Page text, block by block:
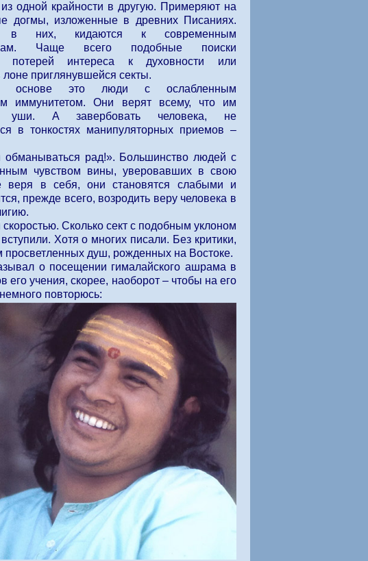
одной крайности в другую. Примеряют на
догмы, изложенные в древних Писаниях.
в них, кидаются к современным
Чаще всего подобные поиски
потерей интереса к духовности или
приглянувшейся секты.
основе это люди с ослабленным
иммунитетом. Они верят всему, что им
А завербовать человека, не
в тонкостях манипуляторных приемов –
обманываться рад!». Большинство людей с
чувством вины, уверовавших в свою
веря в себя, они становятся слабыми и
прежде всего, возродить веру человека в
Сколько сект с подобным уклоном
Хотя о многих писали. Без критики,
душ, рожденных на Востоке.
о посещении гималайского ашрама в
его учения, скорее, наоборот – чтобы на его
повторюсь: